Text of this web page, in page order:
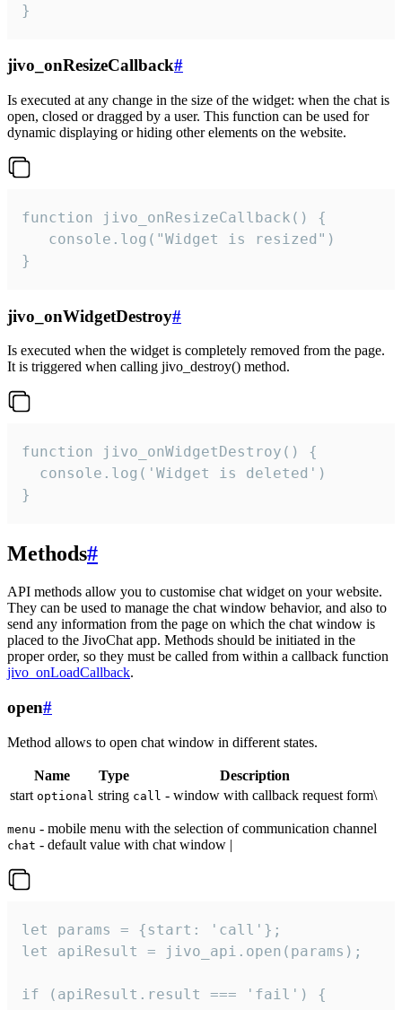
}
jivo_onResizeCallback#
Is executed at any change in the size of the widget: when the chat is
open, closed or dragged by a user. This function can be used for
dynamic displaying or hiding other elements on the website.
function jivo_onResizeCallback() {
   console.log("Widget is resized")
}
jivo_onWidgetDestroy#
Is executed when the widget is completely removed from the page.
It is triggered when calling jivo_destroy() method.
function jivo_onWidgetDestroy() {
  console.log('Widget is deleted')
}
Methods#
API methods allow you to customise chat widget on your website.
They can be used to manage the chat window behavior, and also to
send any information from the page on which the chat window is
placed to the JivoChat app. Methods should be initiated in the
proper order, so they must be called from within a callback function
jivo_onLoadCallback.
open#
Method allows to open chat window in different states.
Name Type
Description
start optional string call - window with callback request form\
menu - mobile menu with the selection of communication channel
chat - default value with chat window |
let params = {start: 'call'};
let apiResult = jivo_api.open(params);
if (apiResult.result === 'fail') {